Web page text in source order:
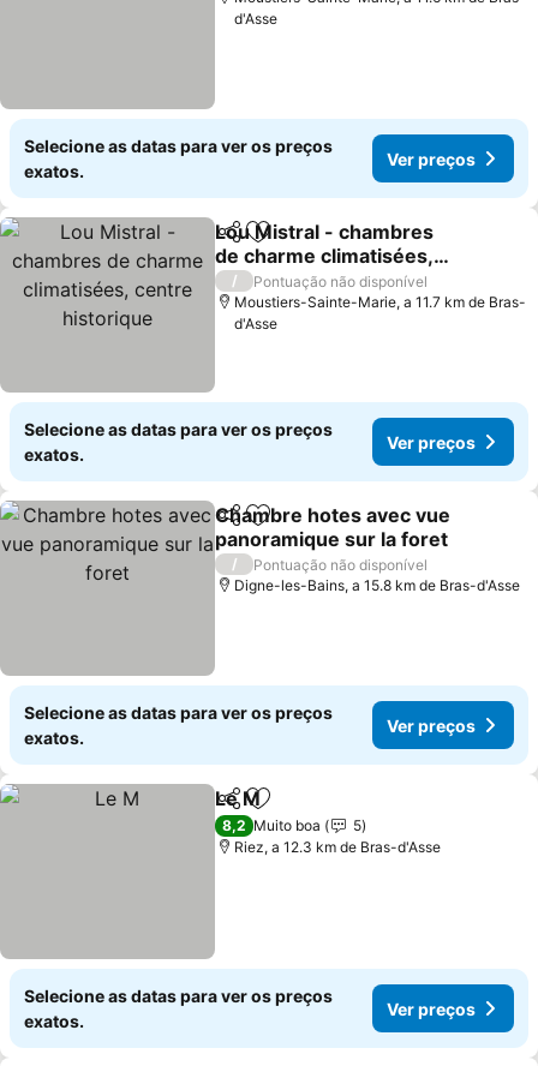
d'Asse
Selecione as datas para ver os preços
exatos.
Ver preços
PartilharAdicionar aos favoritos
Lou Mistral - chambres
de charme climatisées,
centre historique
Ver preços
/
Pontuação não disponível
Moustiers-Sainte-Marie, a 11.7 km de Bras-
d'Asse
Selecione as datas para ver os preços
exatos.
Ver preços
PartilharAdicionar aos favoritos
Chambre hotes avec vue
panoramique sur la foret
Ver preços
/
Pontuação não disponível
Digne-les-Bains, a 15.8 km de Bras-d'Asse
Selecione as datas para ver os preços
exatos.
Ver preços
PartilharAdicionar aos favoritos
Le M
8,2 Muito boa
5
Riez, a 12.3 km de Bras-d'Asse
Selecione as datas para ver os preços
exatos.
Ver preços